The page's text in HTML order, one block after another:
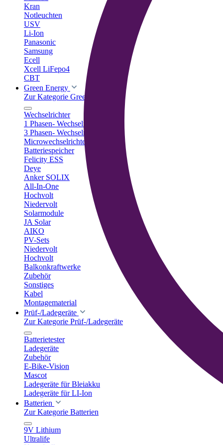
Kran
Notleuchten
USV
Li-Ion
Panasonic
Samsung
Ecell
Xcell LiFepo4
CBT
Green Energy
Zur Kategorie Green Energy
Wechselrichter
1 Phasen- Wechselrichter
3 Phasen- Wechselrichter
Microwechselrichter
Batteriespeicher
Felicity ESS
Deye
Anker SOLIX
All-In-One
Hochvolt
Niedervolt
Solarmodule
JA Solar
AIKO
PV-Sets
Niedervolt
Hochvolt
Balkonkraftwerke
Zubehör
Sonstiges
Kabel
Montagematerial
Prüf-/Ladegeräte
Zur Kategorie Prüf-/Ladegeräte
Batterietester
Ladegeräte
Zubehör
E-Bike-Vision
Mascot
Ladegeräte für Bleiakku
Ladegeräte für LI-Ion
Batterien
Zur Kategorie Batterien
9V Lithium
Ultralife